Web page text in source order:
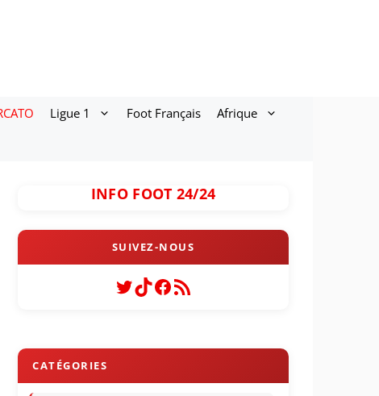
Ligue 1 Foot Français Afrique
INFO FOOT 24/24
Twitter
TikTok
Facebook
Flux RSS